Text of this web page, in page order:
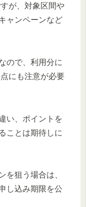
が、対象区間や
ャンペーンなど
ので、利用分に
にも注意が必要
い、ポイントを
ことは期待しに
を狙う場合は、
し込み期限を公